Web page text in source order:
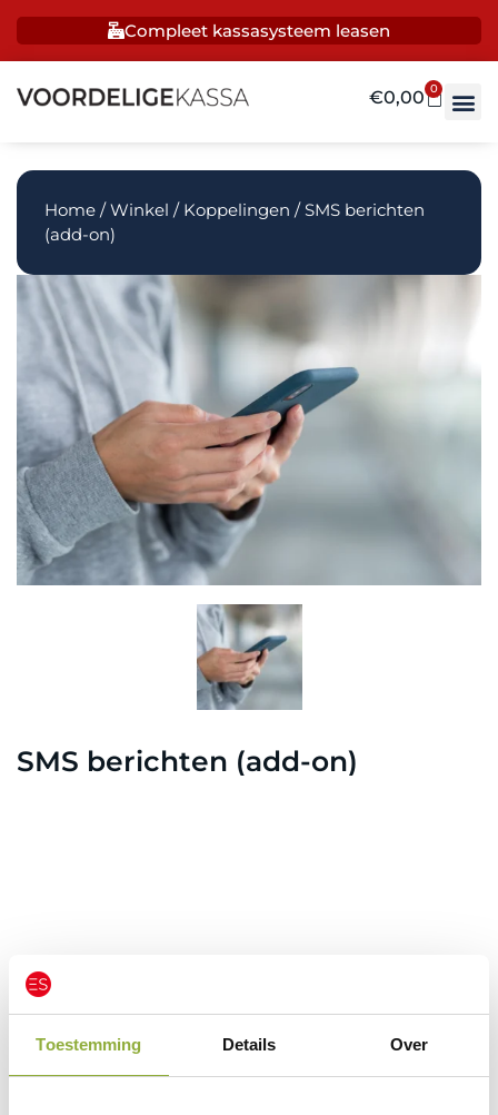
Toestemming Details Over
Compleet kassasysteem leasen
€0,00 0
Home /Winkel / Koppelingen / SMS berichten
(add-on)
SMS berichten (add-on)